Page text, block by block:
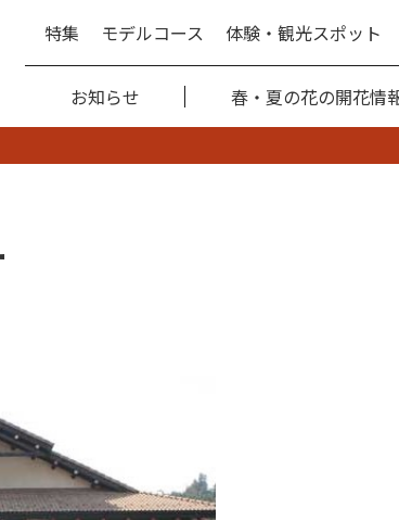
特集 モデルコース 体験・観光スポット
お知らせ 春・夏の花の開花情